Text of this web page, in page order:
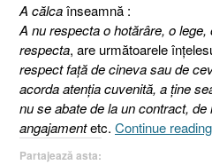
A călcaînseamnă :
A nu respecta o hotărâre, o lege,
respecta, are următoarele
respect faţă de cineva sau de
acorda atenţia cuvenită, a ţine
nu se abate de la un contract, de
angajamentetc. Continue reading
Partajează asta: